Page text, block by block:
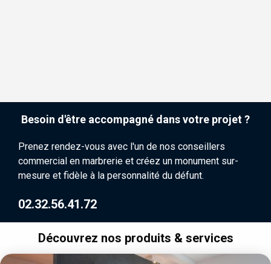
Besoin d'être accompagné dans votre projet ?
Prenez rendez-vous avec l'un de nos conseillers
commercial en marbrerie et créez un monument sur-
mesure et fidèle à la personnalité du défunt.
02.32.56.41.72
Découvrez nos produits & services